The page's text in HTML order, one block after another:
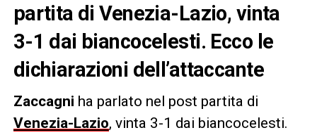
partita di Venezia-Lazio, vinta
3-1 dai biancocelesti. Ecco le
dichiarazioni dell’attaccante
Zaccagni ha parlato nel post partita di
Venezia-Lazio, vinta 3-1 dai biancocelesti.